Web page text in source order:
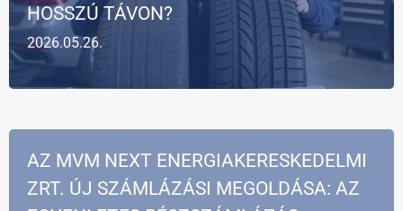
2026.05.26.
HOSSZÚ TÁVON?
AZ MVM NEXT ENERGIAKERESKEDELMI
ZRT. ÚJ SZÁMLÁZÁSI MEGOLDÁSA: AZ